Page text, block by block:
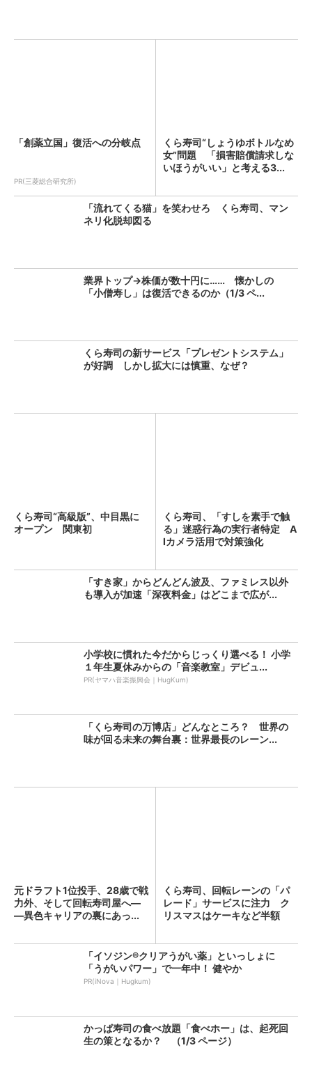
「創薬立国」復活への分岐点
PR(三菱総合研究所)
くら寿司“しょうゆボトルなめ
女”問題 「損害賠償請求しな
いほうがいい」と考える3...
「流れてくる猫」を笑わせろ くら寿司、マン
ネリ化脱却図る
業界トップ→株価が数十円に…… 懐かしの
「小僧寿し」は復活できるのか（1/3 ペ...
くら寿司の新サービス「プレゼントシステム」
が好調 しかし拡大には慎重、なぜ？
くら寿司“高級版”、中目黒に
オープン 関東初
くら寿司、「すしを素手で触
る」迷惑行為の実行者特定 A
Iカメラ活用で対策強化
「すき家」からどんどん波及、ファミレス以外
も導入が加速「深夜料金」はどこまで広が...
小学校に慣れた今だからじっくり選べる！ 小学
１年生夏休みからの「音楽教室」デビュ...
PR(ヤマハ音楽振興会｜HugKum)
「くら寿司の万博店」どんなところ？ 世界の
味が回る未来の舞台裏：世界最長のレーン...
元ドラフト1位投手、28歳で戦
力外、そして回転寿司屋へ―
―異色キャリアの裏にあっ...
くら寿司、回転レーンの「パ
レード」サービスに注力 ク
リスマスはケーキなど半額
「イソジン®クリアうがい薬」といっしょに
「うがいパワー」で一年中！ 健やか
PR(iNova｜Hugkum)
かっぱ寿司の食べ放題「食べホー」は、起死回
生の策となるか？ （1/3 ページ）